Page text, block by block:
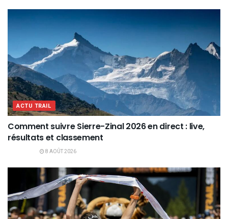
ACTU TRAIL
Comment suivre Sierre-Zinal 2026 en direct : live,
résultats et classement
8 AOÛT 2026